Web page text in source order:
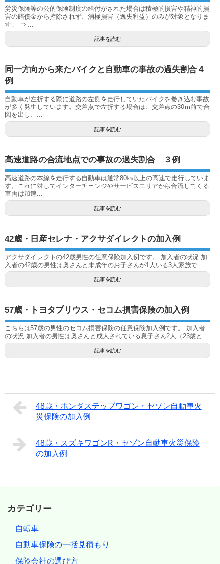
労災保険等の公的保険制度の給付がされた場合は積極的損害や精神的損
害の賠償金から控除されず、消極損害（逸失利益）のみが対象となりま
す。 ⇒ ...
記事を読む
同一方向から来たバイクと自動車の事故の過失割合４
例
自動車が左折する際に道路の左側を走行していたバイクを巻き込む事故
が多く発生しています。交差点で左折する場合は、交差点の30ｍ前で合
図を出し、...
記事を読む
高速道路の合流地点での事故の過失割合 ３例
高速道路の本線を走行する自動車は通常80㎞以上の高速で走行していま
す。これに対してインターチェンジやサービスエリアから合流してくる
車両は加速...
記事を読む
42歳・日産セレナ・アクサダイレクトの加入例
アクサダイレクトの42歳男性の任意保険加入例です。 加入者の状況 加
入者の42歳の男性は奥さんと未成年のお子さんが1人いる3人家族で...
記事を読む
57歳・トヨタプリウス・セコム損害保険の加入例
こちらは57歳の男性のセコム損害保険の任意保険加入例です。 加入者
の状況 加入者の男性は奥さんと成人されている息子さん2人（23歳と...
記事を読む
48歳・ホンダステップワゴン・セゾン自動車火
災保険の加入例
48歳・スズキワゴンR・セゾン自動車火災保険
の加入例
カテゴリー
自転車
自動車保険の一括見積もり
保険会社の選び方